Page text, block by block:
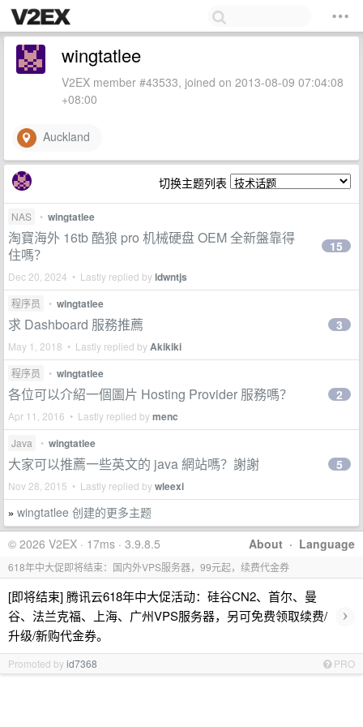
wingtatlee
V2EX member #43533, joined on 2013-08-09 07:04:08
+08:00
Auckland
切换主题列表
NAS • wingtatlee
淘寶海外 16tb 酷狼 pro 机械硬盘 OEM 全新盤靠得
住嗎？
Dec 20, 2024 • Lastly replied byldwntjs
15
程序员 • wingtatlee
求 Dashboard 服務推薦
May 1, 2018 • Lastly replied byAkikiki
3
程序员 • wingtatlee
各位可以介紹一個圖片 Hosting Provider 服務嗎？
Apr 11, 2016 • Lastly replied bymenc
2
Java • wingtatlee
大家可以推薦一些英文的 java 網站嗎？謝謝
Nov 28, 2015 • Lastly replied bywleexi
5
» wingtatlee 创建的更多主题
About · Language
© 2026 V2EX · 17ms · 3.9.8.5
618年中大促即将结束：国内外VPS服务器，99元起，续费代金券
[即将结束] 腾讯云618年中大促活动：硅谷CN2、首尔、曼
谷、法兰克福、上海、广州VPS服务器，另可免费领取续费/
升级/新购代金券。
›
Promoted byid7368 PRO